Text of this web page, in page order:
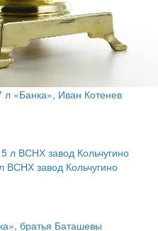
«Банка», Иван Котенев
ВСНХ завод Кольчугино